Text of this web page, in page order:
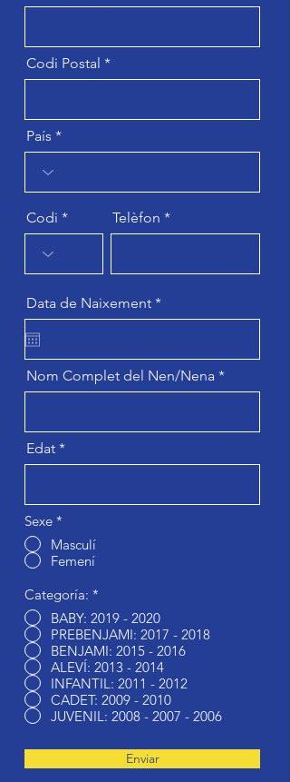
Codi Postal
País
Codi Telèfon
Data de Naixement *r
e
i
r
e
Nom Complet del Nen/Nena
Edat
Sexe *
Masculí
Femení
Categoría: *
BABY: 2019 - 2020
PREBENJAMI: 2017 - 2018
BENJAMI: 2015 - 2016
ALEVÍ: 2013 - 2014
INFANTIL: 2011 - 2012
CADET: 2009 - 2010
JUVENIL: 2008 - 2007 - 2006
Enviar